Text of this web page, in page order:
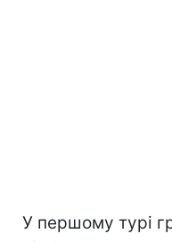
У першому турі